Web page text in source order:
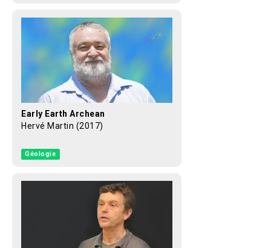
Early Earth Archean
Hervé Martin (2017)
Géologie